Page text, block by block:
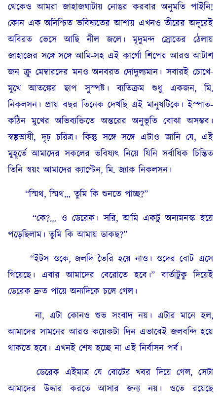
থেকেও আমরা জাহাজঘাটায় নোঙর করবার অনুমতি পাইনি!
কোন এক অনিশ্চিত ভবিষ্যতের আশায় এখনও তীরের অদূরেই
অবিরত ভেসে আছি নীল জলে। মৃদুমন্দ স্রোতের ঠেলায়
জাহাজের সঙ্গে সঙ্গে আমি-সহ এই কার্গো শিপের আরও আটাশ
জন ক্রু মেম্বারদের মনও অনবরত দোদুল্যমান। সবারই চোখে-
মুখে আতঙ্কের ছাপ সুস্পষ্ট। ব্যতিক্রম শুধু একজন, মি.
নিকলসন। প্রায় বছর তিনেক দেখছি এই মানুষটিকে। ইস্পাত-
কঠিন মুখের অভিব্যক্তিতে অন্তরের অনুভূতি বোঝা অসম্ভব।
স্বল্পভাষী, দৃঢ় চরিত্র। কিন্তু সঙ্গে সঙ্গে এটাও জানি যে, এই
মুহূর্তে আমাদের সকলের ভবিষ্যৎ নিয়ে যিনি সর্বাধিক চিন্তিত
তিনি স্বয়ং আমাদের ক্যাপ্টেন, মি. জ্যাক নিকলসন।
“স্মিথ, স্মিথ… তুমি কি শুনতে পাচ্ছ?”
“কে?… ও ডেরেক। সরি, আমি একটু অন্যমনস্ক হয়ে
পড়েছিলাম। তুমি কি আমায় ডাকছ?”
“ইটস ওকে, জলদি তৈরি হয়ে নাও। ওদের বোট এসে
গিয়েছে। এবার আমাদের বেরোতে হবে।” বার্তাটুকু দিয়েই
ডেরেক দ্রুত পায়ে অন্যদিকে চলে গেল।
না, এটা কোনও শুভ সংবাদ নয়। এটার মানে হল,
আমাদের সামনের আরও কয়েকটা দিন এভাবেই জলবন্দি হয়ে
থাকতে হবে। এখনই শেষ হচ্ছে না এই নির্বাসন পর্ব।
ডেরেক এইমাত্র যে বোটের খবর দিয়ে গেল, সেটা
আমাদের উদ্ধার করতে আসার জন্য নয়। ওতে রয়েছে